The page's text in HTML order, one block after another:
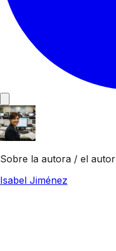
Sobre la autora / el autor
Isabel Jiménez